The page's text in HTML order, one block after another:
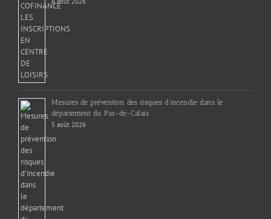
Mesures de prévention des risques d’incendie dans le
département du Pas-de-Calais
5 août 2026